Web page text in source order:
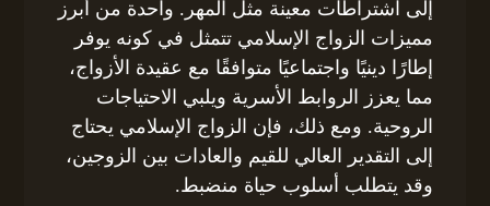
إلى اشتراطات معينة مثل المهر. واحدة من أبرز
مميزات الزواج الإسلامي تتمثل في كونه يوفر
إطارًا دينيًا واجتماعيًا متوافقًا مع عقيدة الأزواج،
مما يعزز الروابط الأسرية ويلبي الاحتياجات
الروحية. ومع ذلك، فإن الزواج الإسلامي يحتاج
إلى التقدير العالي للقيم والعادات بين الزوجين،
وقد يتطلب أسلوب حياة منضبط.